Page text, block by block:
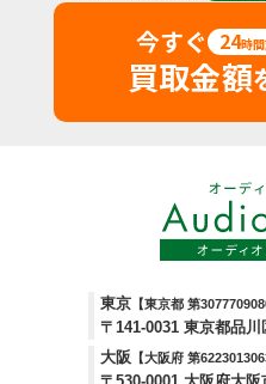
今すぐ 24時
買取金額
東京 【東京都 第
〒141-0031 東京都品
大阪
【大阪府 第